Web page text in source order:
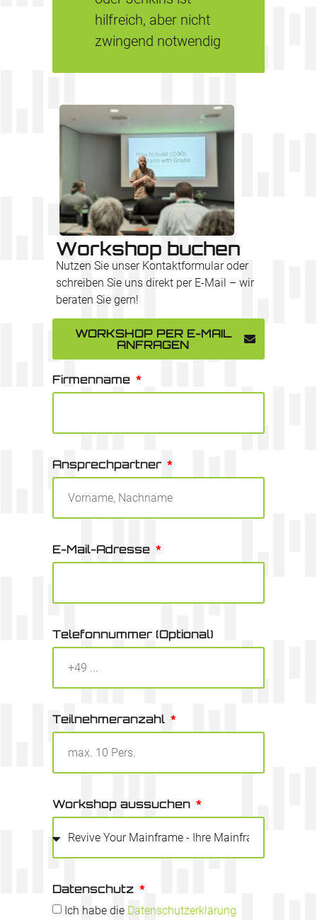
hilfreich, aber nicht
zwingend notwendig
Workshop buchen
Nutzen Sie unser Kontaktformular oder
schreiben Sie uns direkt per E-Mail – wir
beraten Sie gern!
WORKSHOP PER E-MAIL
ANFRAGEN
Firmenname
Ansprechpartner
E-Mail-Adresse
Telefonnummer (Optional)
Teilnehmeranzahl
Workshop aussuchen
Datenschutz
Ich habe die Datenschutzerklärung